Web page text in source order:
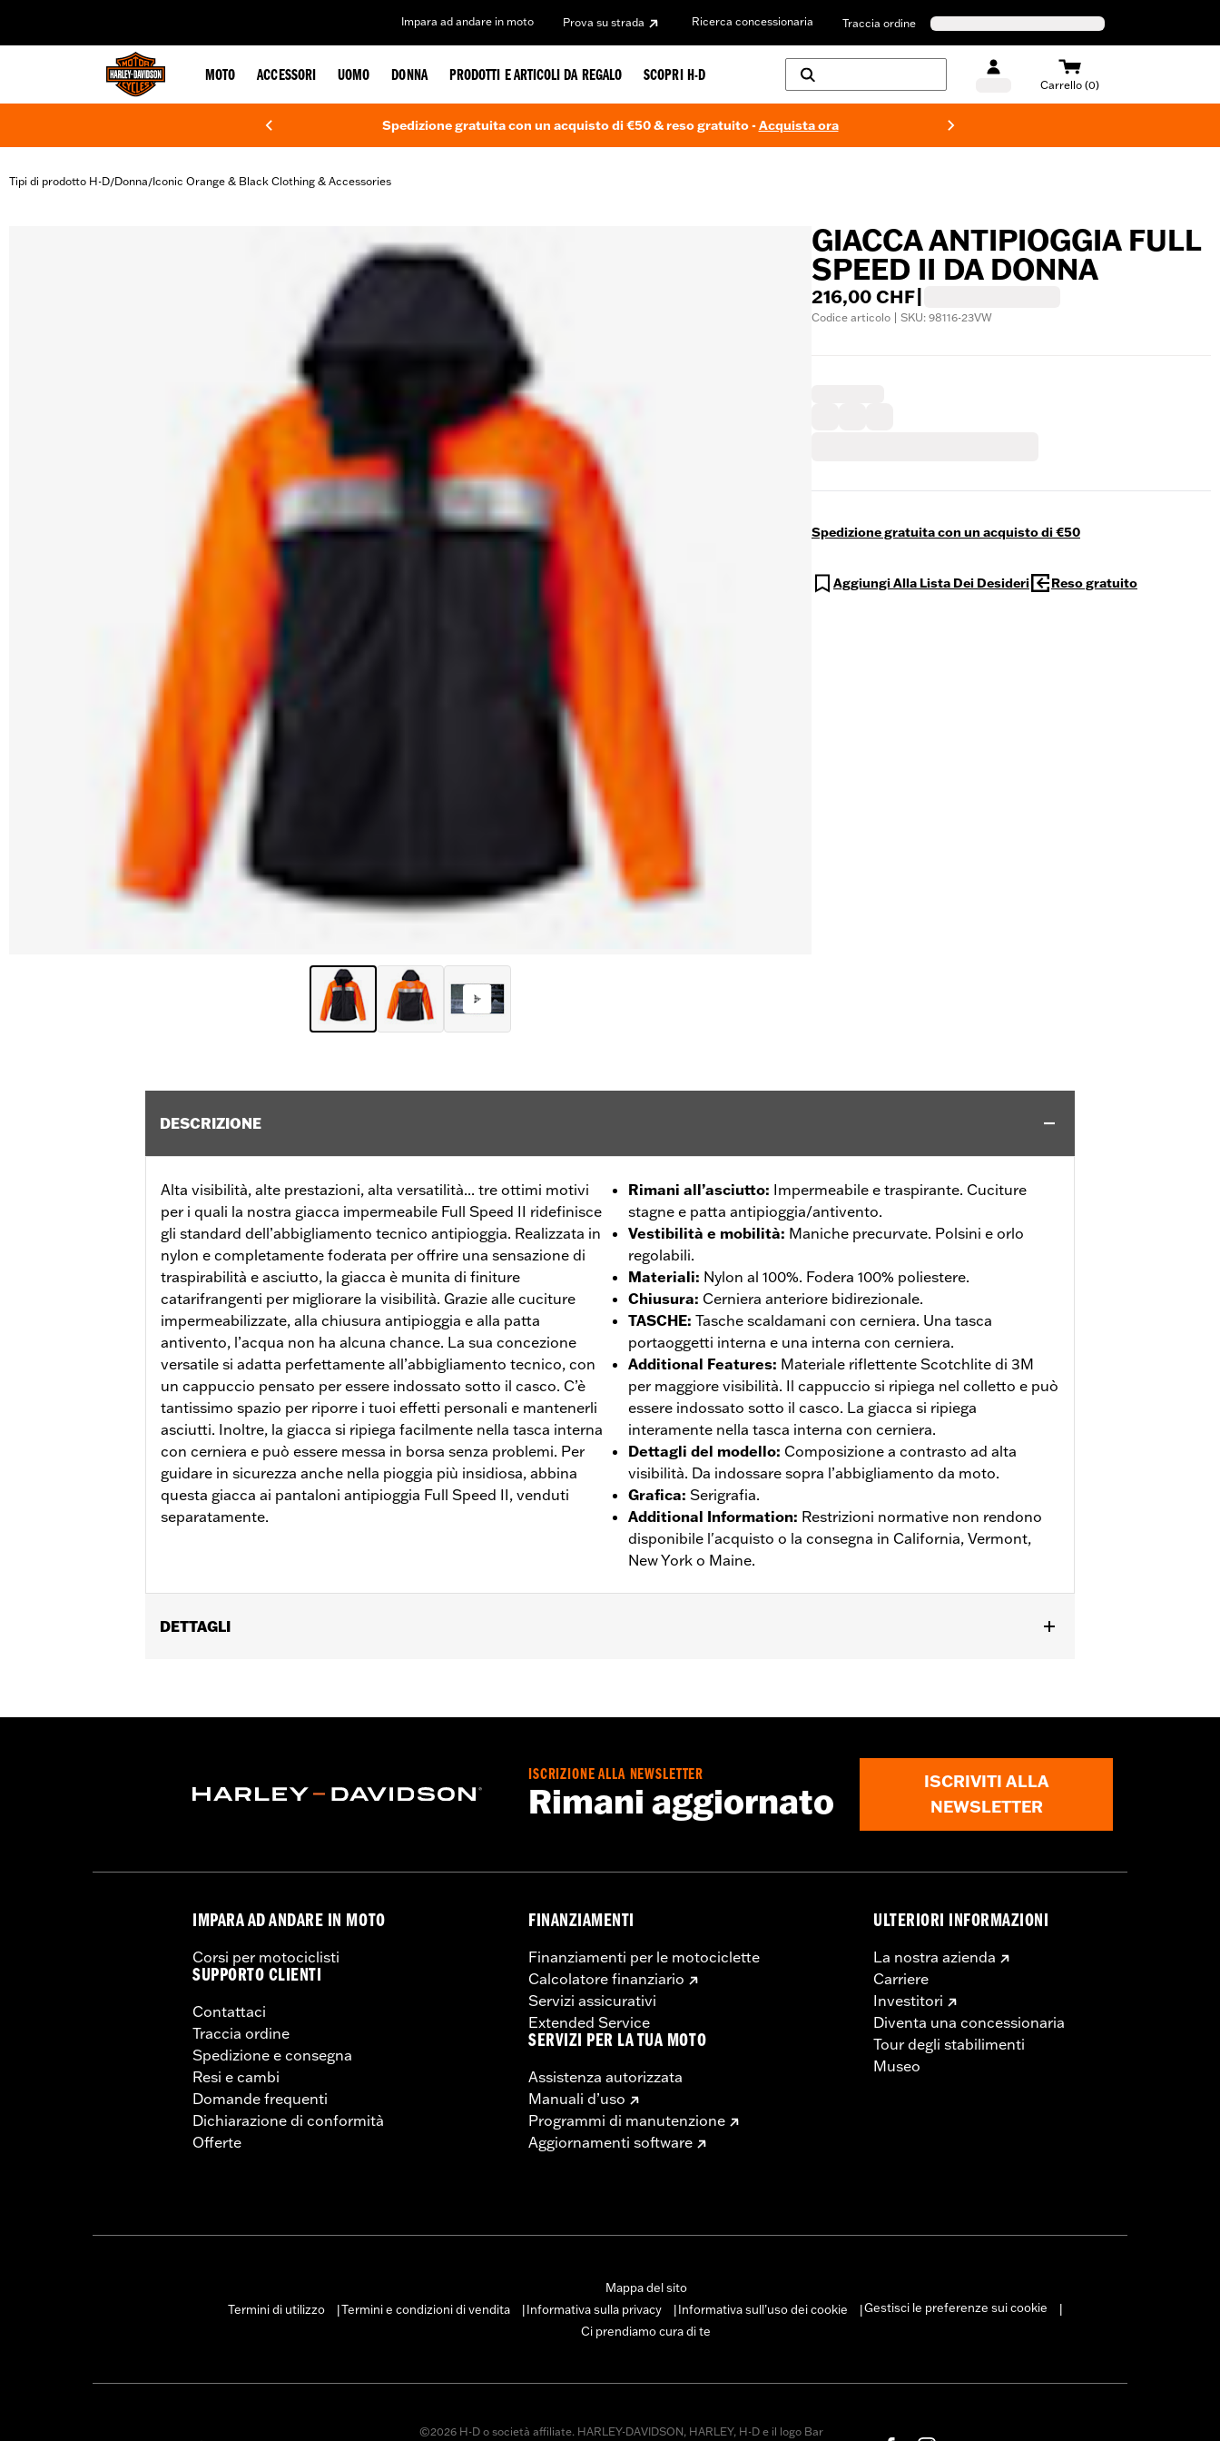
Impara ad andare in moto Prova su strada Ricerca concessionaria Traccia ordine
MOTO ACCESSORI UOMO DONNA PRODOTTI E ARTICOLI DA REGALO SCOPRI H-D
Carrello (0)
Spedizione gratuita con un acquisto di €50 & reso gratuito -Acquista ora
Tipi di prodotto H-D/Donna/Iconic Orange & Black Clothing & Accessories
GIACCA ANTIPIOGGIA FULL
SPEED II DA DONNA
216,00 CHF
Codice articolo | SKU: 98116-23VW
Spedizione gratuita con un acquisto di €50
Aggiungi Alla Lista Dei Desideri Reso gratuito
DESCRIZIONE
Alta visibilità, alte prestazioni, alta versatilità... tre ottimi motivi
per i quali la nostra giacca impermeabile Full Speed II ridefinisce
gli standard dell’abbigliamento tecnico antipioggia. Realizzata in
nylon e completamente foderata per offrire una sensazione di
traspirabilità e asciutto, la giacca è munita di finiture
catarifrangenti per migliorare la visibilità. Grazie alle cuciture
impermeabilizzate, alla chiusura antipioggia e alla patta
antivento, l’acqua non ha alcuna chance. La sua concezione
versatile si adatta perfettamente all’abbigliamento tecnico, con
un cappuccio pensato per essere indossato sotto il casco. C’è
tantissimo spazio per riporre i tuoi effetti personali e mantenerli
asciutti. Inoltre, la giacca si ripiega facilmente nella tasca interna
con cerniera e può essere messa in borsa senza problemi. Per
guidare in sicurezza anche nella pioggia più insidiosa, abbina
questa giacca ai pantaloni antipioggia Full Speed II, venduti
separatamente.
Rimani all’asciutto: Impermeabile e traspirante. Cuciture
stagne e patta antipioggia/antivento.
Vestibilità e mobilità: Maniche precurvate. Polsini e orlo
regolabili.
Materiali: Nylon al 100%. Fodera 100% poliestere.
Chiusura: Cerniera anteriore bidirezionale.
TASCHE: Tasche scaldamani con cerniera. Una tasca
portaoggetti interna e una interna con cerniera.
Additional Features: Materiale riflettente Scotchlite di 3M
per maggiore visibilità. Il cappuccio si ripiega nel colletto e può
essere indossato sotto il casco. La giacca si ripiega
interamente nella tasca interna con cerniera.
Dettagli del modello: Composizione a contrasto ad alta
visibilità. Da indossare sopra l’abbigliamento da moto.
Grafica: Serigrafia.
Additional Information: Restrizioni normative non rendono
disponibile l'acquisto o la consegna in California, Vermont,
New York o Maine.
DETTAGLI
doppio cursore,Tasche con cerniera,Cerniera interna,Riflettente,Con cappuccio
ISCRIZIONE ALLA NEWSLETTER
Rimani aggiornato
ISCRIVITI ALLA
NEWSLETTER
IMPARA AD ANDARE IN MOTO
Corsi per motociclisti
SUPPORTO CLIENTI
Contattaci
Traccia ordine
Spedizione e consegna
Resi e cambi
Domande frequenti
Dichiarazione di conformità
Offerte
FINANZIAMENTI
Finanziamenti per le motociclette
Calcolatore finanziario
Servizi assicurativi
Extended Service
SERVIZI PER LA TUA MOTO
Assistenza autorizzata
Manuali d’uso
Programmi di manutenzione
Aggiornamenti software
ULTERIORI INFORMAZIONI
La nostra azienda
Carriere
Investitori
Diventa una concessionaria
Tour degli stabilimenti
Museo
Mappa del sito
Termini di utilizzo
Termini e condizioni di vendita Informativa sulla privacy Informativa sull’uso dei cookie Gestisci le preferenze sui cookie
Ci prendiamo cura di te
©2026 H-D o società affiliate. HARLEY-DAVIDSON, HARLEY, H-D e il logo Bar